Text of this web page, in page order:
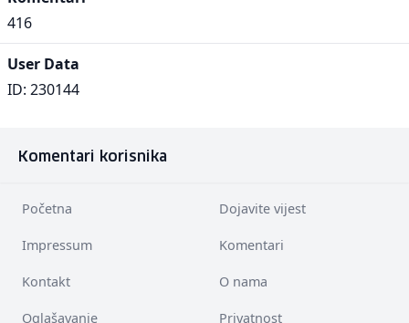
416
User Data
ID: 230144
Komentari korisnika
Početna Dojavite vijest
Impressum Komentari
Kontakt O nama
Oglašavanje Privatnost